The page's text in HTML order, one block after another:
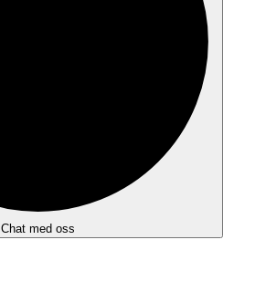
Chat med oss